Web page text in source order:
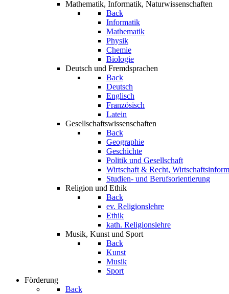
Mathematik, Informatik, Naturwissenschaften
Back
Informatik
Mathematik
Physik
Chemie
Biologie
Deutsch und Fremdsprachen
Back
Deutsch
Englisch
Französisch
Latein
Gesellschaftswissenschaften
Back
Geographie
Geschichte
Politik und Gesellschaft
Wirtschaft & Recht,
Studien- und Berufsorientierung
Religion und Ethik
Back
ev. Religionslehre
Ethik
kath. Religionslehre
Musik, Kunst und Sport
Back
Kunst
Musik
Sport
Förderung
Back